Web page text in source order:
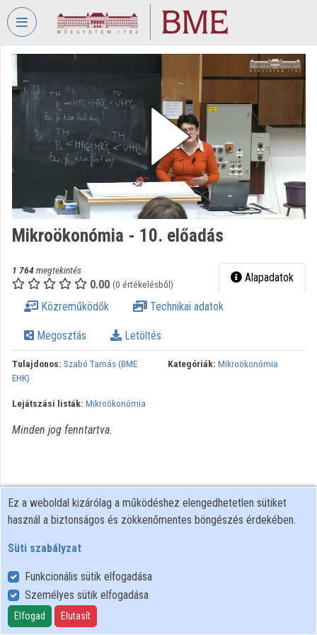
Fejléc kihagyása Menü kihagyása Tartalom kihagyása
VIDEO
BUDAPESTI
MŰSZAKI
GAZDASÁGTUDOMÁNYI
EGYETEM
Intézményi kezdőlap
Kategóriák
Intézményi listák
Közreműködők
Mikroökonómia - 10. előadás
1 764megtekintés
0.00 (0 értékelésből) Alapadatok
Közreműködők Technikai adatok
Megosztás Letöltés
Tulajdonos: Szabó Tamás (BME
EHK)
Kategóriák: Mikroökonómia
Lejátszási listák: Mikroökonómia
Minden jog fenntartva.
Felhasználói szabályzat
Adatkezelési tájékoztató
Süti szabályzat
Ez a weboldal kizárólag a működéshez elengedhetetlen sütiket
használ a biztonságos és zökkenőmentes böngészés érdekében.
Süti szabályzat
Funkcionális sütik elfogadása
Személyes sütik elfogadása
Elfogad Elutasít